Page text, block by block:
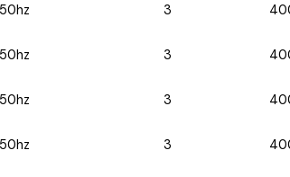
50hz 3
50hz 3
50hz 3
50hz 3